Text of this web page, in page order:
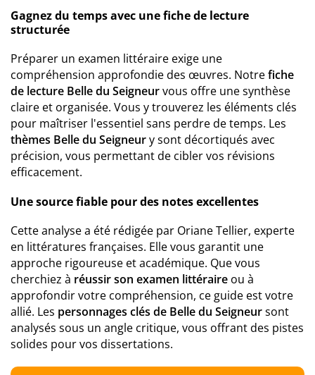
Gagnez du temps avec une fiche de lecture
structurée
Préparer un examen littéraire exige une
compréhension approfondie des œuvres. Notrefiche
de lecture Belle du Seigneurvous offre une synthèse
claire et organisée. Vous y trouverez les éléments clés
pour maîtriser l'essentiel sans perdre de temps. Les
thèmes Belle du Seigneury sont décortiqués avec
précision, vous permettant de cibler vos révisions
efficacement.
Une source fiable pour des notes excellentes
Cette analyse a été rédigée par Oriane Tellier, experte
en littératures françaises. Elle vous garantit une
approche rigoureuse et académique. Que vous
cherchiez à réussir son examen littéraire ou à
approfondir votre compréhension, ce guide est votre
allié. Les personnages clés de Belle du Seigneursont
analysés sous un angle critique, vous offrant des pistes
solides pour vos dissertations.